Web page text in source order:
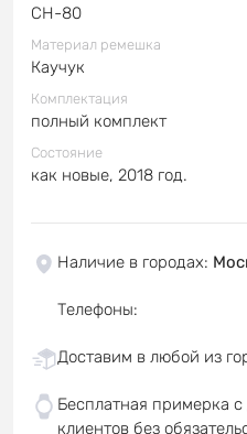
СН-80
Материал ремешка
Каучук
Комплектация
полный комплект
Состояние
как новые, 2018 год.
Наличие в городах:
Телефоны:
Доставим в любой из
Бесплатная примерка
клиентов без